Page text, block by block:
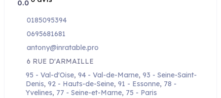
0.0
0185095394
0695681681
antony@inratable.pro
6 RUE D'ARMAILLE
95 - Val-d'Oise, 94 - Val-de-Marne, 93 - Seine-Saint-
Denis, 92 - Hauts-de-Seine, 91 - Essonne, 78 -
Yvelines, 77 - Seine-et-Marne, 75 - Paris